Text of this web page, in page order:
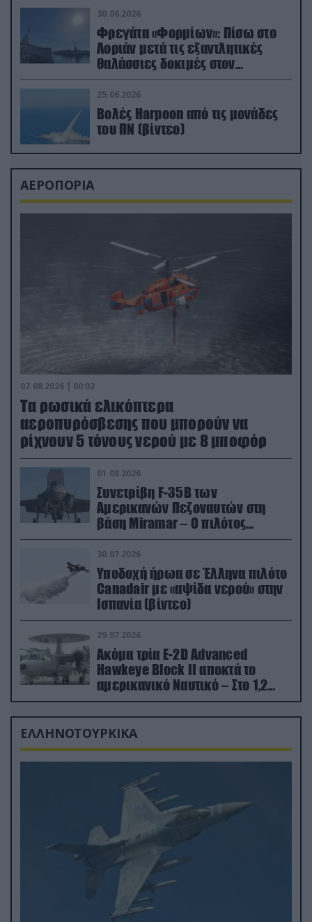
30.06.2026
Φρεγάτα «Φορμίων»: Πίσω στο
Λοριάν μετά τις εξαντλητικές
θαλάσσιες δοκιμές στον
απαιτητικό Βισκαϊκό
25.06.2026
Βολές Harpoon από τις μονάδες
του ΠΝ (βίντεο)
ΑΕΡΟΠΟΡΙΑ
07.08.2026 | 00:02
Τα ρωσικά ελικόπτερα
αεροπυρόσβεσης που μπορούν να
ρίχνουν 5 τόνους νερού με 8 μποφόρ
01.08.2026
Συνετρίβη F-35B των
Αμερικανών Πεζοναυτών στη
βάση Miramar – Ο πιλότος
εκτινάχθηκε εγκαίρως
30.07.2026
Υποδοχή ήρωα σε Έλληνα πιλότο
Canadair με «αψίδα νερού» στην
Ισπανία (βίντεο)
29.07.2026
Ακόμα τρία E-2D Advanced
Hawkeye Block II αποκτά το
αμερικανικό Ναυτικό – Στο 1,2
δισ.δολάρια το κόστος
ΕΛΛΗΝΟΤΟΥΡΚΙΚΑ